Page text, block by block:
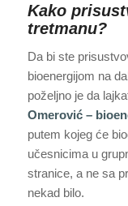
Kako
tretmanu?
Da bi ste
bioenergijom na
poželjno je da
Omerović –
putem kojeg će
učesnicima u
stranice, a ne sa
nekad bilo.